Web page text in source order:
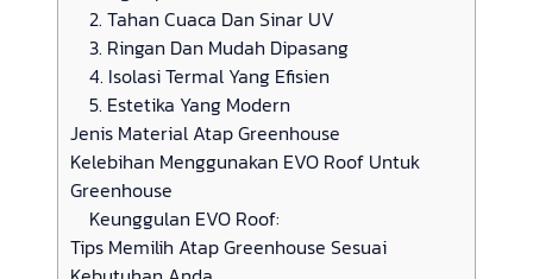
2. Tahan Cuaca Dan Sinar UV
3. Ringan Dan Mudah Dipasang
4. Isolasi Termal Yang Efisien
5. Estetika Yang Modern
Jenis Material Atap Greenhouse
Kelebihan Menggunakan EVO Roof Untuk
Greenhouse
Keunggulan EVO Roof:
Tips Memilih Atap Greenhouse Sesuai